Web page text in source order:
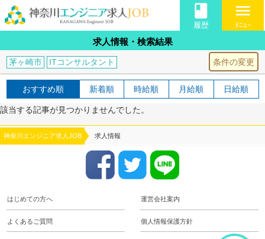
book
履歴
menu
ﾒﾆｭｰ
求人情報・検索結果
条件の変更
茅ヶ崎市 ITコンサルタント
おすすめ順 新着順 時給順 月給順 日給順
該当する記事が見つかりませんでした。
神奈川エンジニア求人JOB 求人情報
はじめての方へ 運営会社案内
よくあるご質問 個人情報保護方針